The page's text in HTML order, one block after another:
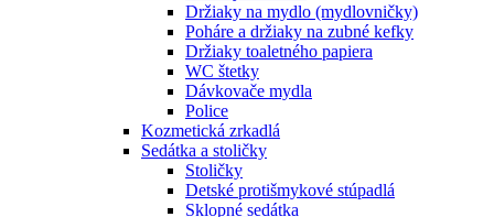
Držiaky na mydlo (mydlovničky)
Poháre a držiaky na zubné kefky
Držiaky toaletného papiera
WC štetky
Dávkovače mydla
Police
Kozmetická zrkadlá
Sedátka a stoličky
Stoličky
Detské protišmykové stúpadlá
Sklopné sedátka